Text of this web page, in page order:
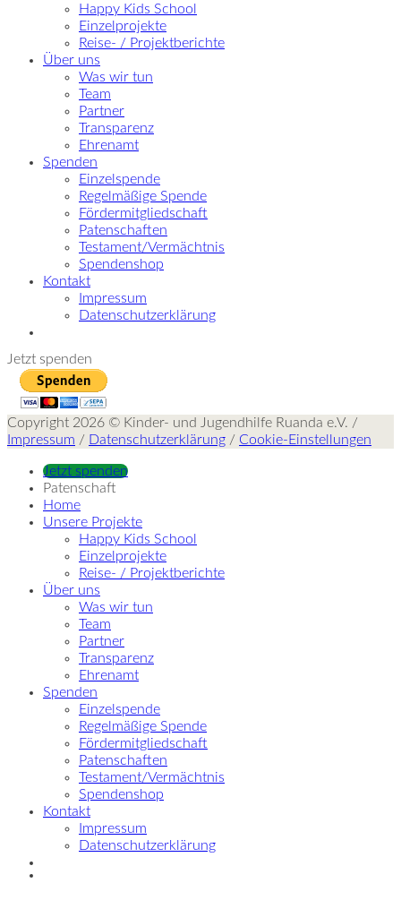
Happy Kids School
Einzelprojekte
Reise- / Projektberichte
Über uns
Was wir tun
Team
Partner
Transparenz
Ehrenamt
Spenden
Einzelspende
Regelmäßige Spende
Fördermitgliedschaft
Patenschaften
Testament/Vermächtnis
Spendenshop
Kontakt
Impressum
Datenschutzerklärung
Jetzt spenden
Copyright 2026 © Kinder- und Jugendhilfe Ruanda e.V. /
Impressum / Datenschutzerklärung / Cookie-Einstellungen
Jetzt spenden
Patenschaft
Home
Unsere Projekte
Happy Kids School
Einzelprojekte
Reise- / Projektberichte
Über uns
Was wir tun
Team
Partner
Transparenz
Ehrenamt
Spenden
Einzelspende
Regelmäßige Spende
Fördermitgliedschaft
Patenschaften
Testament/Vermächtnis
Spendenshop
Kontakt
Impressum
Datenschutzerklärung